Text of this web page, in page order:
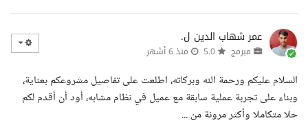
عمر شهاب الدين ل.
مبرمج منذ 6 أشهر
السلام عليكم ورحمة الله وبركاته، اطلعت على تفاصيل مشروعكم بعناية،
وبناء على تجربة عملية سابقة مع عميل في نظام مشابه، أود أن أقدم لكم
حلا متكاملا وأكثر مرونة من ...